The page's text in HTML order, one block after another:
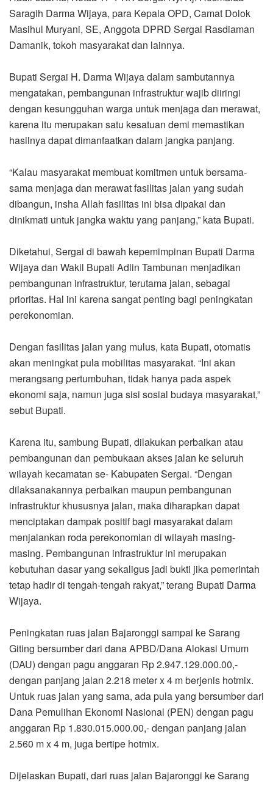
Saragih Darma Wijaya, para Kepala OPD, Camat Dolok
Masihul Muryani, SE, Anggota DPRD Sergai Rasdiaman
Damanik, tokoh masyarakat dan lainnya.
Bupati Sergai H. Darma Wijaya dalam sambutannya
mengatakan, pembangunan infrastruktur wajib diiringi
dengan kesungguhan warga untuk menjaga dan merawat,
karena itu merupakan satu kesatuan demi memastikan
hasilnya dapat dimanfaatkan dalam jangka panjang.
“Kalau masyarakat membuat komitmen untuk bersama-
sama menjaga dan merawat fasilitas jalan yang sudah
dibangun, insha Allah fasilitas ini bisa dipakai dan
dinikmati untuk jangka waktu yang panjang,” kata Bupati.
Diketahui, Sergai di bawah kepemimpinan Bupati Darma
Wijaya dan Wakil Bupati Adlin Tambunan menjadikan
pembangunan infrastruktur, terutama jalan, sebagai
prioritas. Hal ini karena sangat penting bagi peningkatan
perekonomian.
Dengan fasilitas jalan yang mulus, kata Bupati, otomatis
akan meningkat pula mobilitas masyarakat. “Ini akan
merangsang pertumbuhan, tidak hanya pada aspek
ekonomi saja, namun juga sisi sosial budaya masyarakat,”
sebut Bupati.
Karena itu, sambung Bupati, dilakukan perbaikan atau
pembangunan dan pembukaan akses jalan ke seluruh
wilayah kecamatan se- Kabupaten Sergai. “Dengan
dilaksanakannya perbaikan maupun pembangunan
infrastruktur khususnya jalan, maka diharapkan dapat
menciptakan dampak positif bagi masyarakat dalam
menjalankan roda perekonomian di wilayah masing-
masing. Pembangunan infrastruktur ini merupakan
kebutuhan dasar yang sekaligus jadi bukti jika pemerintah
tetap hadir di tengah-tengah rakyat,” terang Bupati Darma
Wijaya.
Peningkatan ruas jalan Bajaronggi sampai ke Sarang
Giting bersumber dari dana APBD/Dana Alokasi Umum
(DAU) dengan pagu anggaran Rp 2.947.129.000.00,-
dengan panjang jalan 2.218 meter x 4 m berjenis hotmix.
Untuk ruas jalan yang sama, ada pula yang bersumber dari
Dana Pemulihan Ekonomi Nasional (PEN) dengan pagu
anggaran Rp 1.830.015.000.00,- dengan panjang jalan
2.560 m x 4 m, juga bertipe hotmix.
Dijelaskan Bupati, dari ruas jalan Bajaronggi ke Sarang